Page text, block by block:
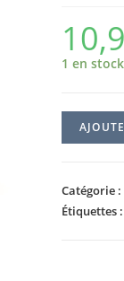
10,9
1 en stock
Catégorie :
Étiquettes :